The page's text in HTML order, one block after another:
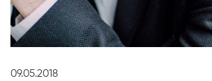
09.05.2018